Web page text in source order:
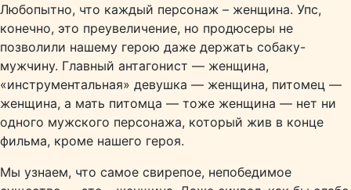
Любопытно, что каждый персонаж – женщина. Упс,
конечно, это преувеличение, но продюсеры не
позволили нашему герою даже держать собаку-
мужчину. Главный антагонист — женщина,
«инструментальная» девушка — женщина, питомец —
женщина, а мать питомца — тоже женщина — нет ни
одного мужского персонажа, который жив в конце
фильма, кроме нашего героя.
Мы узнаем, что самое свирепое, непобедимое